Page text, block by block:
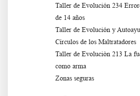
Taller de Evolución 234
de 14 años
Taller de Evolución y
Círculos de los Maltratadores
Taller de Evoluciòn 213 La
como arma
Zonas seguras